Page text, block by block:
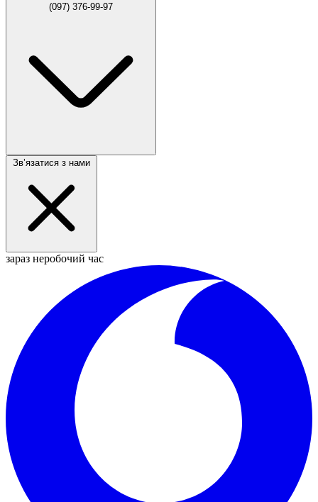
(097) 376-99-97
Звʼязатися з нами
зараз неробочий час